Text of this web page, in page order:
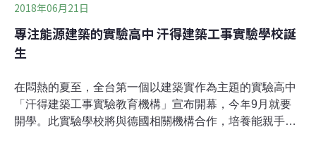
2018年06月21日
專注能源建築的實驗高中 汗得建築工事實驗學校誕
生
在悶熱的夏至，全台第一個以建築實作為主題的實驗高中
「汗得建築工事實驗教育機構」宣布開幕，今年9月就要
開學。此實驗學校將與德國相關機構合作，培養能親手蓋